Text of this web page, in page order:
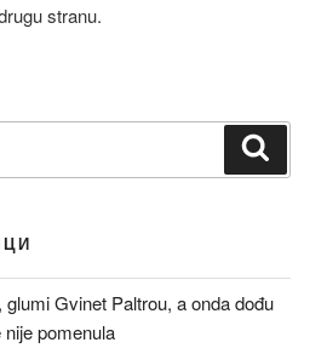
stranu.
glumi Gvinet Paltrou, a onda dođu
pomenula